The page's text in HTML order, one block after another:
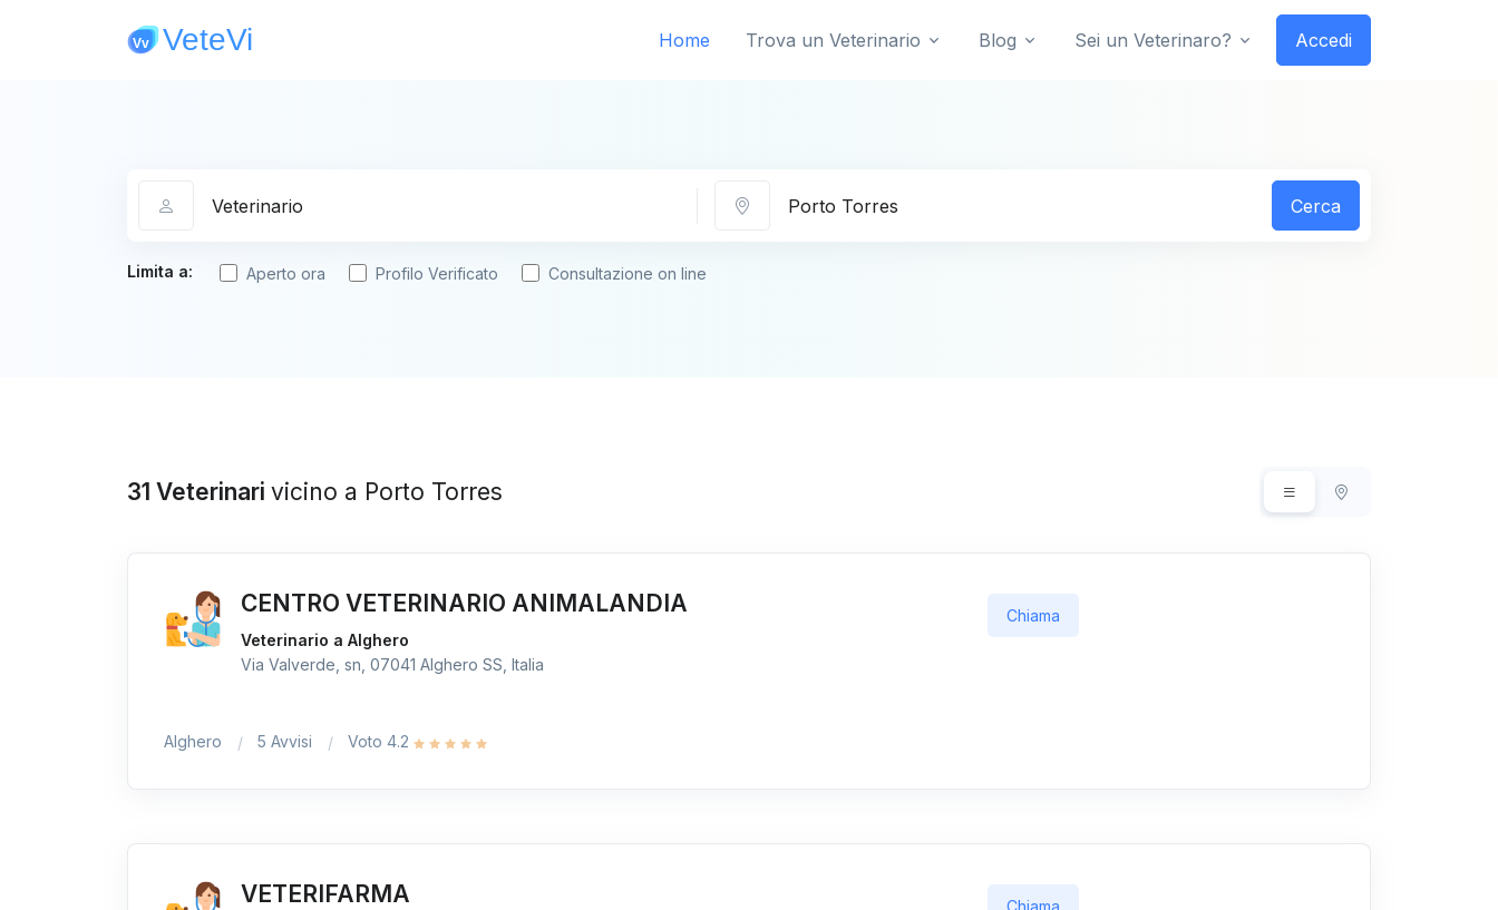
Home Trova un Veterinario Blog Sei un Veterinaro? Accedi
Cerca
Limita a: Aperto ora Profilo Verificato Consultazione on line
31 Veterinari vicino a Porto Torres
CENTRO VETERINARIO ANIMALANDIA
Veterinario a Alghero
Via Valverde, sn, 07041 Alghero SS, Italia
Chiama
Alghero 5 Avvisi Voto 4.2
VETERIFARMA